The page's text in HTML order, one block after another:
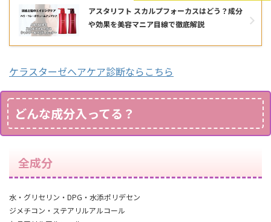
アスタリフト スカルプフォーカスはどう？成分
や効果を美容マニア目線で徹底解説
ケラスターゼヘアケア診断ならこちら
どんな成分入ってる？
全成分
水・グリセリン・DPG・水添ポリデセン
ジメチコン・ステアリルアルコール